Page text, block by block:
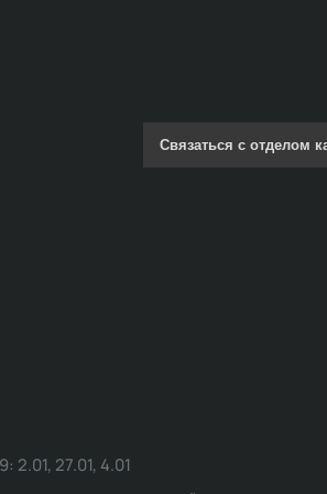
Связаться с отделом
27.01, 4.01